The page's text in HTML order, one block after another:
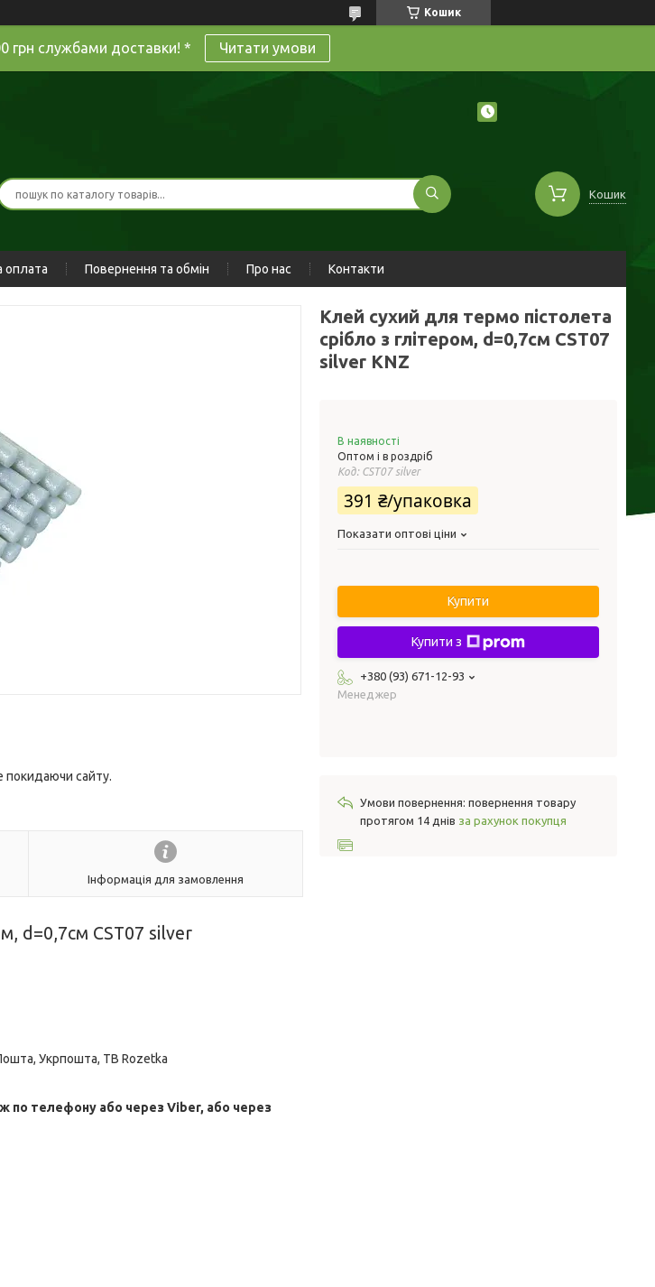
Кошик
грн службами доставки! * Читати умови
Кошик
оплата Повернення та обмін Про нас Контакти
покидаючи сайту.
Інформація для замовлення
d=0,7см CST07 silver
Укрпошта, ТВ Rozetka
по телефону або через Viber, або через
Клей сухий для термо пістолета
срібло з глітером, d=0,7см CST07
silver KNZ
В наявності
Оптом і в роздріб
Код: CST07 silver
391 ₴/упаковка
Показати оптові ціни
Купити
Купити з
+380 (93) 671-12-93
Менеджер
повернення товару
протягом 14 днів за рахунок покупця